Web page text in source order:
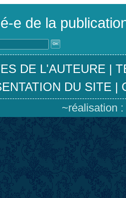
e de la
DE L'AUTEURE |
DU SITE |
~réalisation